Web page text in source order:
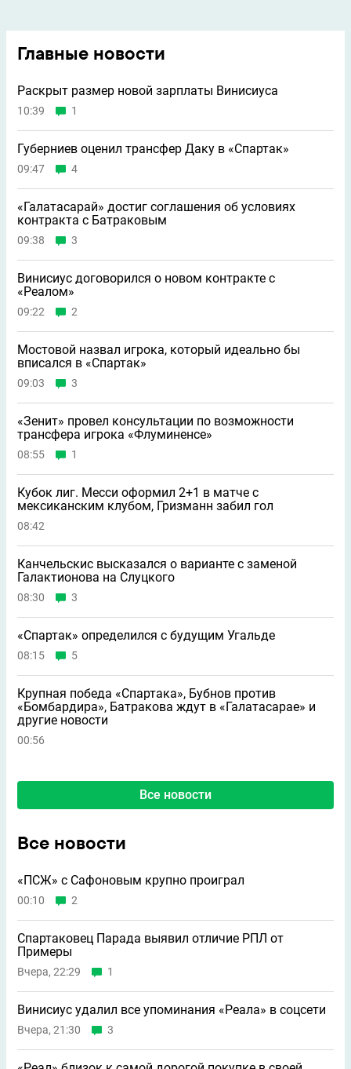
Главные новости
Раскрыт размер новой зарплаты Винисиуса
10:39 1
Губерниев оценил трансфер Даку в «Спартак»
09:47 4
«Галатасарай» достиг соглашения об условиях
контракта с Батраковым
09:38 3
Винисиус договорился о новом контракте с
«Реалом»
09:22 2
Мостовой назвал игрока, который идеально бы
вписался в «Спартак»
09:03 3
«Зенит» провел консультации по возможности
трансфера игрока «Флуминенсе»
08:55 1
Кубок лиг. Месси оформил 2+1 в матче с
мексиканским клубом, Гризманн забил гол
08:42
Канчельскис высказался о варианте с заменой
Галактионова на Слуцкого
08:30 3
«Спартак» определился с будущим Угальде
08:15 5
Крупная победа «Спартака», Бубнов против
«Бомбардира», Батракова ждут в «Галатасарае» и
другие новости
00:56
Все новости
Все новости
«ПСЖ» с Сафоновым крупно проиграл
00:10 2
Спартаковец Парада выявил отличие РПЛ от
Примеры
Вчера, 22:29 1
Винисиус удалил все упоминания «Реала» в соцсети
Вчера, 21:30 3